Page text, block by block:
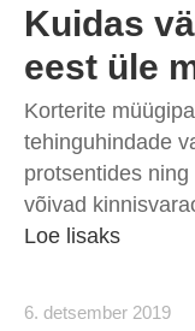
Kuidas
eest üle
Korterite
tehinguhindade
protsentides
võivad
Loe lisaks
6. detsember 2019